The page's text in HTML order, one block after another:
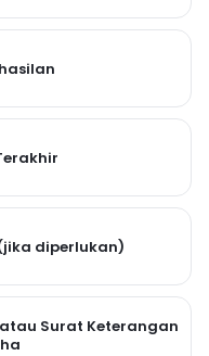
(jika diperlukan)
Surat Keterangan